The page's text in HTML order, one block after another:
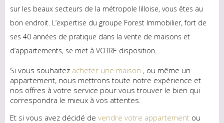
sur les beaux secteurs de la métropole lilloise, vous êtes au
bon endroit. L’expertise du groupe Forest Immobilier, fort de
ses 40 années de pratique dans la vente de maisons et
d’appartements, se met à VOTRE disposition.
Si vous souhaitez acheter une maison , ou même un
appartement, nous mettrons toute notre expérience et
nos offres à votre service pour vous trouver le bien qui
correspondra le mieux à vos attentes.
Et si vous avez décidé de vendre votre appartement ou